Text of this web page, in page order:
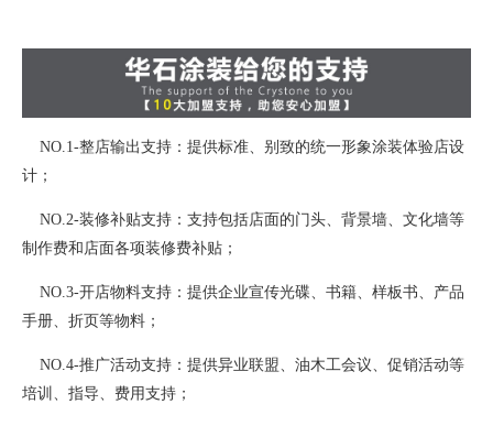
NO.1-整店输出支持：提供标准、别致的统一形象涂装体验店设
计；
NO.2-装修补贴支持：支持包括店面的门头、背景墙、文化墙等
制作费和店面各项装修费补贴；
NO.3-开店物料支持：提供企业宣传光碟、书籍、样板书、产品
手册、折页等物料；
NO.4-推广活动支持：提供异业联盟、油木工会议、促销活动等
培训、指导、费用支持；